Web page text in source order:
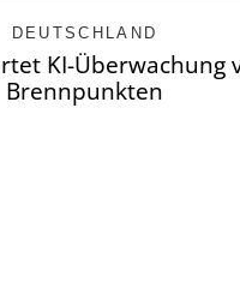
DEUTSCHLAND
KI-Überwachung
Brennpunkten